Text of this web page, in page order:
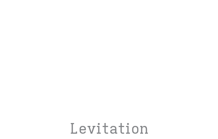
Levitation